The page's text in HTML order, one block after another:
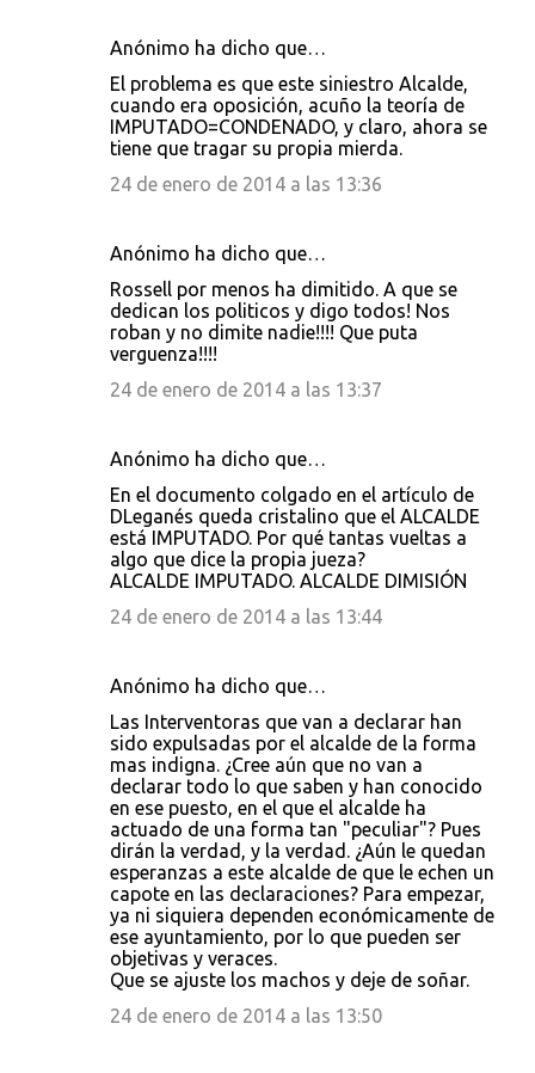
Anónimo ha dicho que…
El problema es que este siniestro Alcalde,
cuando era oposición, acuño la teoría de
IMPUTADO=CONDENADO, y claro, ahora se
tiene que tragar su propia mierda.
24 de enero de 2014 a las 13:36
Anónimo ha dicho que…
Rossell por menos ha dimitido. A que se
dedican los politicos y digo todos! Nos
roban y no dimite nadie!!!! Que puta
verguenza!!!!
24 de enero de 2014 a las 13:37
Anónimo ha dicho que…
En el documento colgado en el artículo de
DLeganés queda cristalino que el ALCALDE
está IMPUTADO. Por qué tantas vueltas a
algo que dice la propia jueza?
ALCALDE IMPUTADO. ALCALDE DIMISIÓN
24 de enero de 2014 a las 13:44
Anónimo ha dicho que…
Las Interventoras que van a declarar han
sido expulsadas por el alcalde de la forma
mas indigna. ¿Cree aún que no van a
declarar todo lo que saben y han conocido
en ese puesto, en el que el alcalde ha
actuado de una forma tan "peculiar"? Pues
dirán la verdad, y la verdad. ¿Aún le quedan
esperanzas a este alcalde de que le echen un
capote en las declaraciones? Para empezar,
ya ni siquiera dependen económicamente de
ese ayuntamiento, por lo que pueden ser
objetivas y veraces.
Que se ajuste los machos y deje de soñar.
24 de enero de 2014 a las 13:50